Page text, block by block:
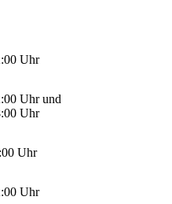
Uhr
Uhr und
Uhr
Uhr
Uhr